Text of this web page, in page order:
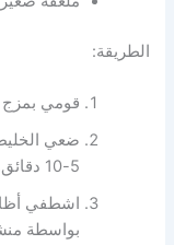
الطريقة:
قومي بمزج
ضعي
5-10 دقائق.
اشطفي
بواسطة